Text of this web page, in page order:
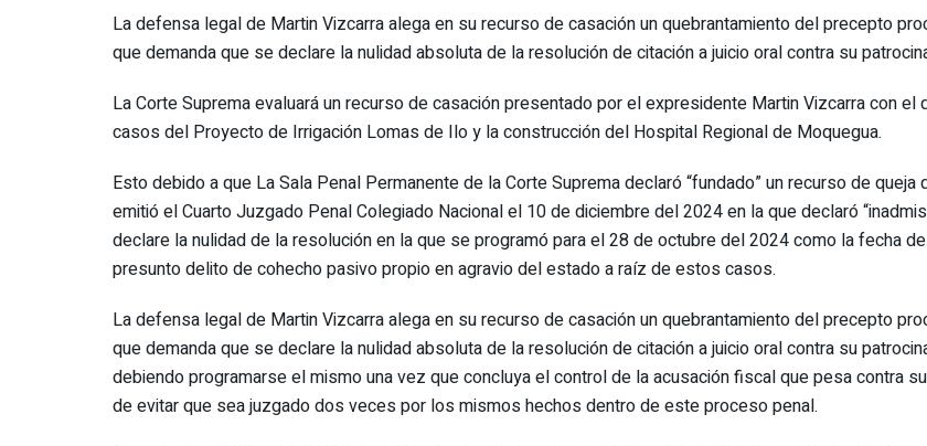
La defensa legal de Martin Vizcarra alega en su recurso de casación un quebrantamiento del precepto
que demanda que se declare la nulidad absoluta de la resolución de citación a juicio oral contra su
La Corte Suprema evaluará un recurso de casación presentado por el expresidente Martin Vizcarra con
casos del Proyecto de Irrigación Lomas de Ilo y la construcción del Hospital Regional de Moquegua.
Esto debido a que La Sala Penal Permanente de la Corte Suprema declaró “fundado” un recurso de
emitió el Cuarto Juzgado Penal Colegiado Nacional el 10 de diciembre del 2024 en la que declaró
declare la nulidad de la resolución en la que se programó para el 28 de octubre del 2024 como la fecha
presunto delito de cohecho pasivo propio en agravio del estado a raíz de estos casos.
La defensa legal de Martin Vizcarra alega en su recurso de casación un quebrantamiento del precepto
que demanda que se declare la nulidad absoluta de la resolución de citación a juicio oral contra su
debiendo programarse el mismo una vez que concluya el control de la acusación fiscal que pesa contra
de evitar que sea juzgado dos veces por los mismos hechos dentro de este proceso penal.